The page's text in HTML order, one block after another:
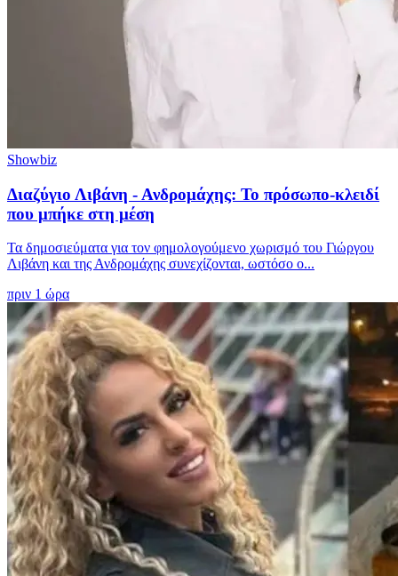
Showbiz
Διαζύγιο Λιβάνη - Ανδρομάχης: Το πρόσωπο-κλειδί
που μπήκε στη μέση
Τα δημοσιεύματα για τον φημολογούμενο χωρισμό του Γιώργου
Λιβάνη και της Ανδρομάχης συνεχίζονται, ωστόσο ο...
πριν 1 ώρα